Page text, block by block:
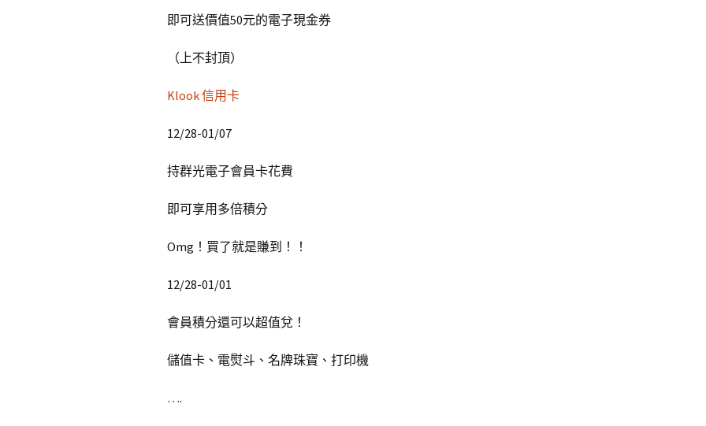
即可送價值50元的電子現金券
（上不封頂）
Klook 信用卡
12/28-01/07
持群光電子會員卡花費
即可享用多倍積分
Omg！買了就是賺到！！
12/28-01/01
會員積分還可以超值兌！
儲值卡、電熨斗、名牌珠寶、打印機
….